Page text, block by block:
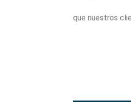
que nuestros